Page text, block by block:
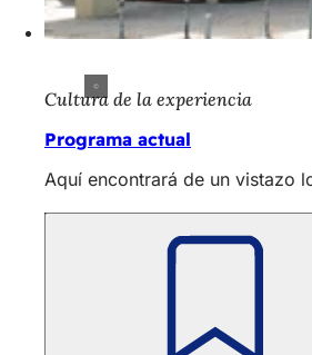
Cultura de la experiencia
Programa actual
Aquí encontrará de un vistazo